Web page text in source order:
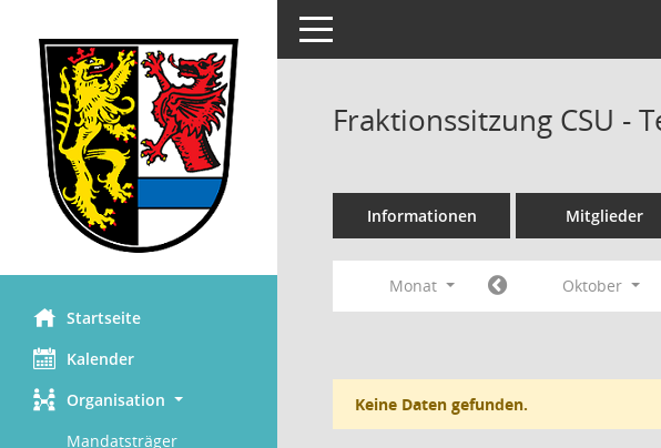
Startseite
Kalender
Organisation
Mandatsträger
Toggle navigation
Fraktionssitzung CSU -
Informationen Mitglieder
Monat Oktober
Keine Daten gefunden.